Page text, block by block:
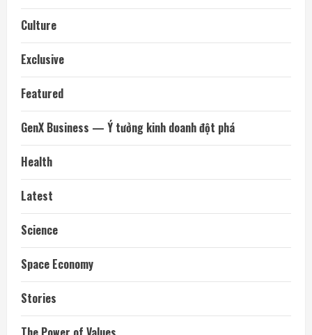
Culture
Exclusive
Featured
GenX Business — Ý tưởng kinh doanh đột phá
Health
Latest
Science
Space Economy
Stories